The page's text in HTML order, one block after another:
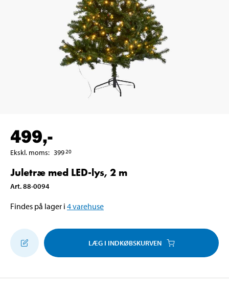
499,-
Ekskl. moms: 39920
Juletræ med LED-lys, 2 m
Art.88-0094
Findes på lager i 4varehuse
LÆG I INDKØBSKURVEN